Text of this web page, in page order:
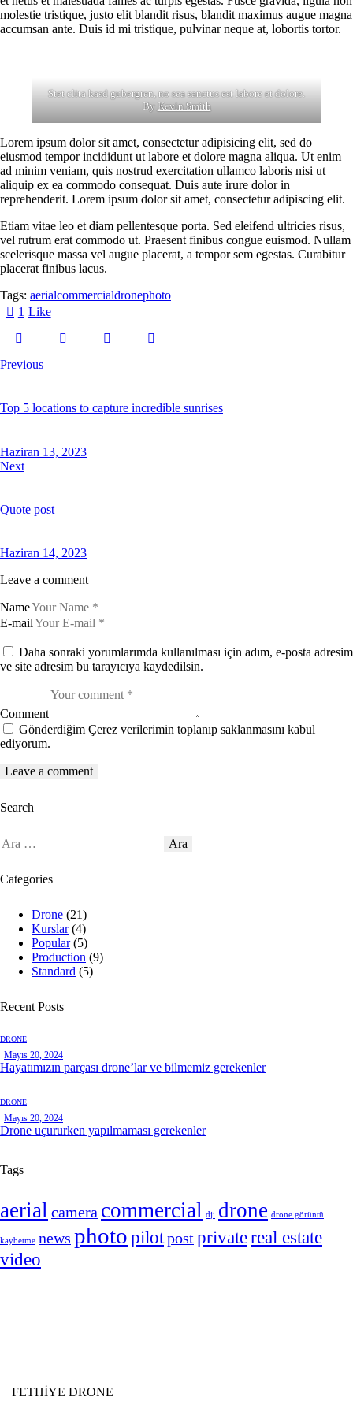
molestie tristique, justo elit blandit risus, blandit maximus augue magna
accumsan ante. Duis id mi tristique, pulvinar neque at, lobortis tortor.
Stet clita kasd gubergren, no sea sanctus est labore et dolore.
ByKevin Smith
Lorem ipsum dolor sit amet, consectetur adipisicing elit, sed do
eiusmod tempor incididunt ut labore et dolore magna aliqua. Ut enim
ad minim veniam, quis nostrud exercitation ullamco laboris nisi ut
aliquip ex ea commodo consequat. Duis aute irure dolor in
reprehenderit. Lorem ipsum dolor sit amet, consectetur adipiscing elit.
Etiam vitae leo et diam pellentesque porta. Sed eleifend ultricies risus,
vel rutrum erat commodo ut. Praesent finibus congue euismod. Nullam
scelerisque massa vel augue placerat, a tempor sem egestas. Curabitur
placerat finibus lacus.
Tags: aerialcommercialdronephoto
1 Like
Previous
Top 5 locations to capture incredible sunrises
Haziran 13, 2023
Next
Quote post
Haziran 14, 2023
Leave a comment
Name
E-mail
Daha sonraki yorumlarımda kullanılması için adım, e-posta adresim
ve site adresim bu tarayıcıya kaydedilsin.
Comment
Gönderdiğim Çerez verilerimin toplanıp saklanmasını kabul
ediyorum.
Search
Categories
Drone (21)
Kurslar(4)
Popular(5)
Production (9)
Standard (5)
Recent Posts
DRONE
Mayıs 20, 2024
Hayatımızın parçası drone’lar ve bilmemiz gerekenler
DRONE
Mayıs 20, 2024
Drone uçururken yapılmaması gerekenler
Tags
aerial camera commercial dji drone drone görüntü
kaybetme news photopilotpostprivatereal estate
video
FETHİYE DRONE